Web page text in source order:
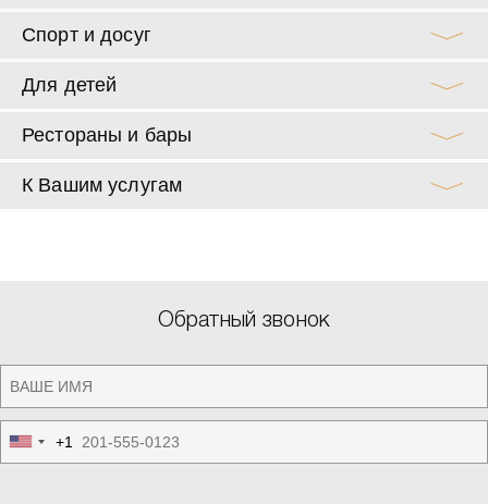
Спорт и досуг
Для детей
Рестораны и бары
К Вашим услугам
Обратный звонок
United
States
+1